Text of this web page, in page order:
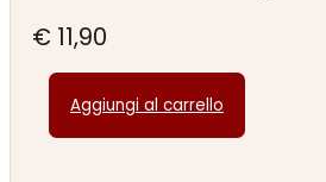
€ 11,90
Aggiungi al carrello